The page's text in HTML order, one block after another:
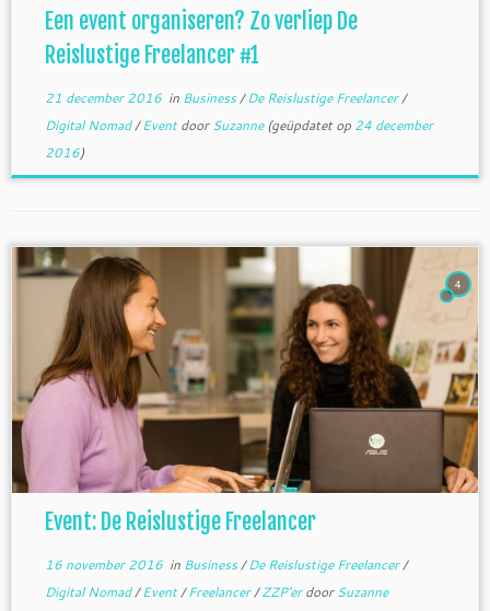
Een event organiseren? Zo verliep De
Reislustige Freelancer #1
21 december 2016in Business/De Reislustige Freelancer/
Digital Nomad/EventdoorSuzanne(geüpdatet op 24 december
2016)
4
Event: De Reislustige Freelancer
16 november 2016in Business/De Reislustige Freelancer/
Digital Nomad/Event/Freelancer/ZZP'erdoorSuzanne